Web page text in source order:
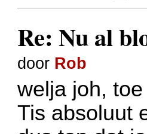
Re: Nu al
door Rob
welja joh,
Tis absoluut